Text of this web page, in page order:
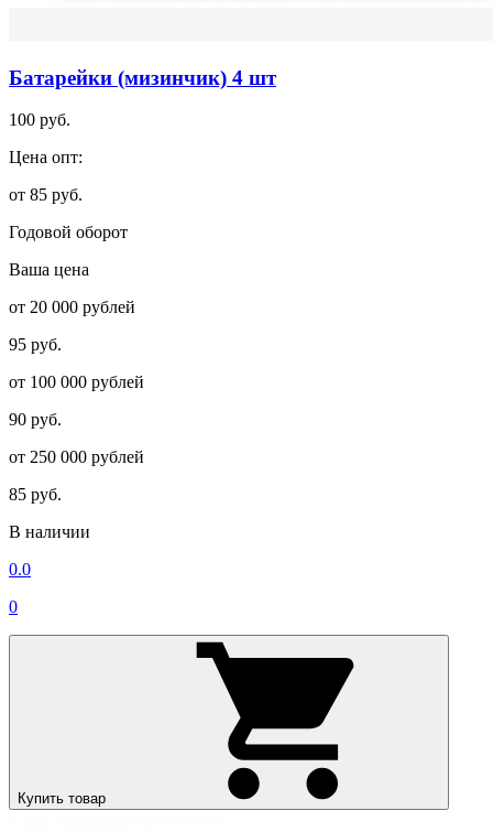
Батарейки (мизинчик) 4 шт
100 руб.
Цена опт:
от 85 руб.
Годовой оборот
Ваша цена
от 20 000 рублей
95 руб.
от 100 000 рублей
90 руб.
от 250 000 рублей
85 руб.
В наличии
0.0
0
Купить товар